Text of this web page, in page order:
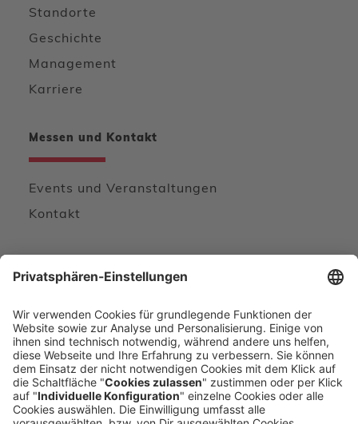
Standorte
Geschichte
Management
Karriere
Messen und Kontakt
Events und Veranstaltungen
Kontakt
KONTAKTFORMULAR
DIREKT ANRUFEN